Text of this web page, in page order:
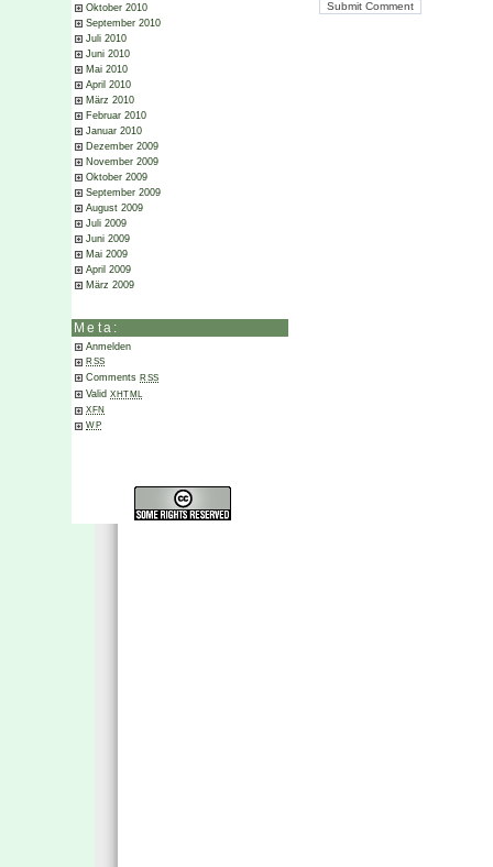
Oktober 2010
September 2010
Juli 2010
Juni 2010
Mai 2010
April 2010
März 2010
Februar 2010
Januar 2010
Dezember 2009
November 2009
Oktober 2009
September 2009
August 2009
Juli 2009
Juni 2009
Mai 2009
April 2009
März 2009
Meta:
Anmelden
RSS
Comments RSS
Valid XHTML
XFN
WP